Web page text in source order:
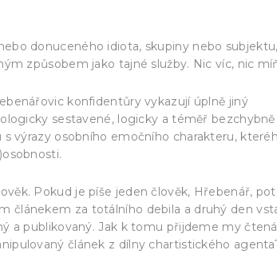
donuceného idiota, skupiny nebo subjektu,
způsobem jako tajné služby. Nic víc, nic
konfidentůry vykazují úplně jiný
sestavené, logicky a téměř bezchybně
výrazy osobního emočního charakteru,
Pokud je píše jeden člověk, Hřebenář,
článekem za totálního debila a druhý den
a publikovaný. Jak k tomu přijdeme my
článek z dílny chartistického